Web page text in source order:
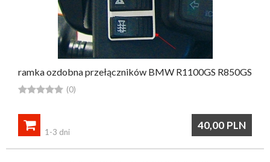
ramka ozdobna przełączników BMW R1100GS R850GS
 (0)
40,00 PLN

1-3 dni